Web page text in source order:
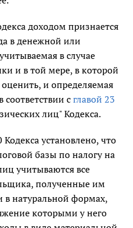
доходом признается
в денежной или
в случае
и в той мере, в которой
и определяемая
с главой 23
лиц" Кодекса.
Кодекса установлено, что
базы по налогу на
учитываются все
полученные им
в натуральной формах,
которыми у него